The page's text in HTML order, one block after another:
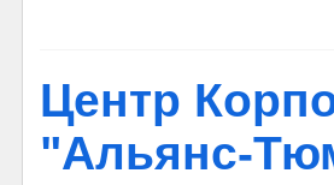
Центр
"Альянс-